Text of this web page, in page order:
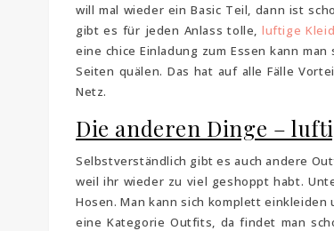
will mal wieder ein Basic Teil, dann ist
gibt es für jeden Anlass tolle, luftige
eine chice Einladung zum Essen kann
Seiten quälen. Das hat auf alle Fälle
Netz.
Die anderen Dinge –
Selbstverständlich gibt es auch andere
weil ihr wieder zu viel geshoppt habt.
Hosen. Man kann sich komplett einkleiden
eine Kategorie Outfits, da findet man